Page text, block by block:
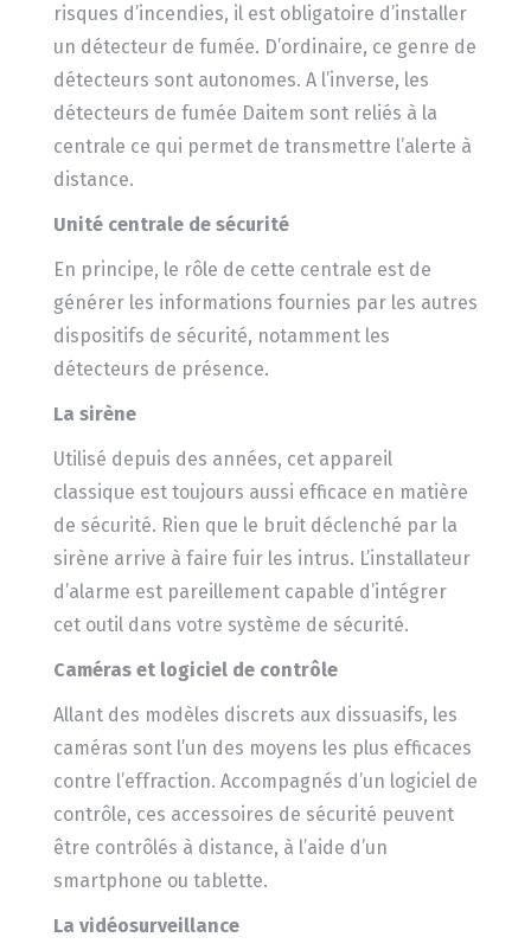
risques d’incendies, il est obligatoire d’installer
un détecteur de fumée. D’ordinaire, ce genre de
détecteurs sont autonomes. A l’inverse, les
détecteurs de fumée Daitem sont reliés à la
centrale ce qui permet de transmettre l’alerte à
distance.
Unité centrale de sécurité
En principe, le rôle de cette centrale est de
générer les informations fournies par les autres
dispositifs de sécurité, notamment les
détecteurs de présence.
La sirène
Utilisé depuis des années, cet appareil
classique est toujours aussi efficace en matière
de sécurité. Rien que le bruit déclenché par la
sirène arrive à faire fuir les intrus. L’installateur
d’alarme est pareillement capable d’intégrer
cet outil dans votre système de sécurité.
Caméras et logiciel de contrôle
Allant des modèles discrets aux dissuasifs, les
caméras sont l’un des moyens les plus efficaces
contre l’effraction. Accompagnés d’un logiciel de
contrôle, ces accessoires de sécurité peuvent
être contrôlés à distance, à l’aide d’un
smartphone ou tablette.
La vidéosurveillance